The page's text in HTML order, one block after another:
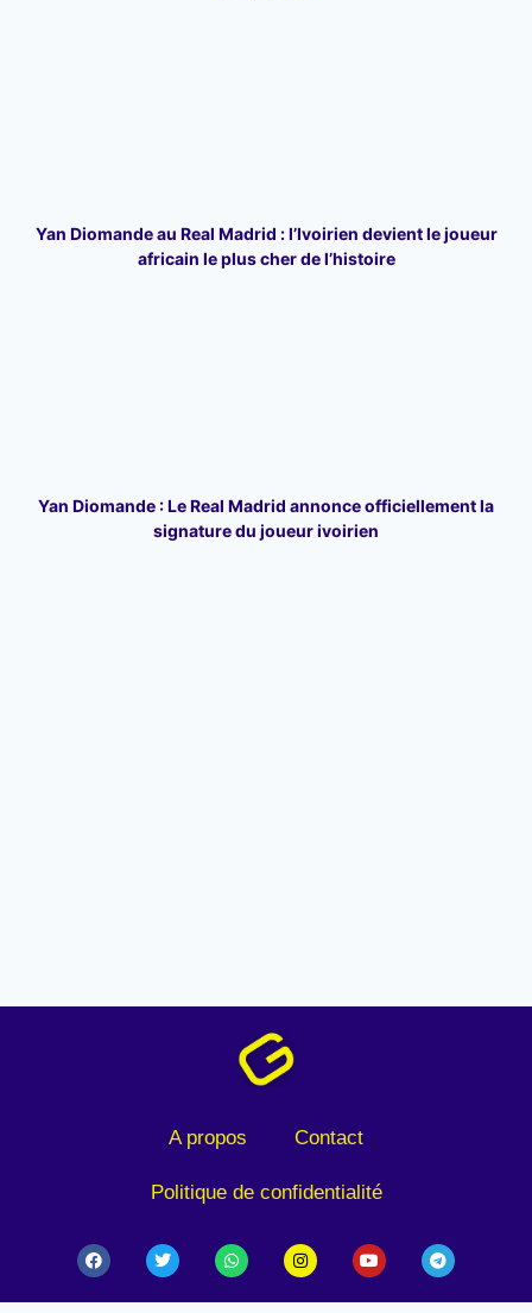
Yan Diomande au Real Madrid : l’Ivoirien devient le joueur
africain le plus cher de l’histoire
Yan Diomande : Le Real Madrid annonce officiellement la
signature du joueur ivoirien
A propos Contact
Politique de confidentialité